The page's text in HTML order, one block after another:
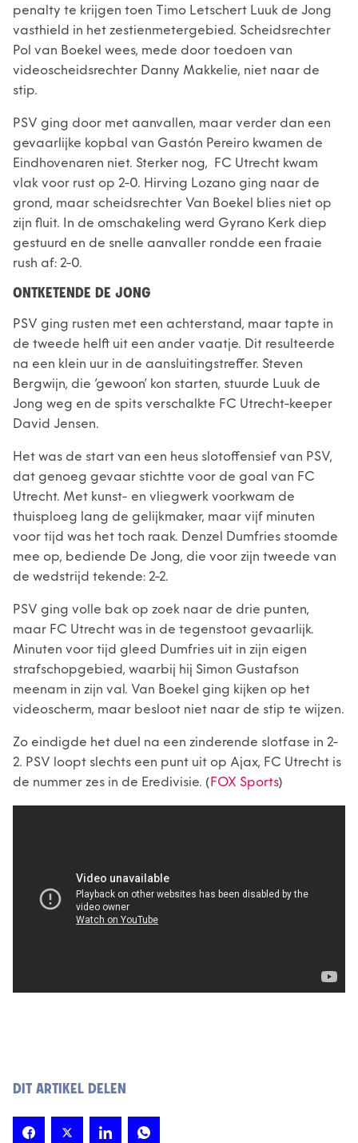
penalty te krijgen toen Timo Letschert Luuk de Jong
vasthield in het zestienmetergebied. Scheidsrechter
Pol van Boekel wees, mede door toedoen van
videoscheidsrechter Danny Makkelie, niet naar de
stip.
PSV ging door met aanvallen, maar verder dan een
gevaarlijke kopbal van Gastón Pereiro kwamen de
Eindhovenaren niet. Sterker nog, FC Utrecht kwam
vlak voor rust op 2-0. Hirving Lozano ging naar de
grond, maar scheidsrechter Van Boekel blies niet op
zijn fluit. In de omschakeling werd Gyrano Kerk diep
gestuurd en de snelle aanvaller rondde een fraaie
rush af: 2-0.
ONTKETENDE DE JONG
PSV ging rusten met een achterstand, maar tapte in
de tweede helft uit een ander vaatje. Dit resulteerde
na een klein uur in de aansluitingstreffer. Steven
Bergwijn, die ‘gewoon’ kon starten, stuurde Luuk de
Jong weg en de spits verschalkte FC Utrecht-keeper
David Jensen.
Het was de start van een heus slotoffensief van PSV,
dat genoeg gevaar stichtte voor de goal van FC
Utrecht. Met kunst- en vliegwerk voorkwam de
thuisploeg lang de gelijkmaker, maar vijf minuten
voor tijd was het toch raak. Denzel Dumfries stoomde
mee op, bediende De Jong, die voor zijn tweede van
de wedstrijd tekende: 2-2.
PSV ging volle bak op zoek naar de drie punten,
maar FC Utrecht was in de tegenstoot gevaarlijk.
Minuten voor tijd gleed Dumfries uit in zijn eigen
strafschopgebied, waarbij hij Simon Gustafson
meenam in zijn val. Van Boekel ging kijken op het
videoscherm, maar besloot niet naar de stip te wijzen.
Zo eindigde het duel na een zinderende slotfase in 2-
2. PSV loopt slechts een punt uit op Ajax, FC Utrecht is
de nummer zes in de Eredivisie. (FOX Sports)
DIT ARTIKEL DELEN